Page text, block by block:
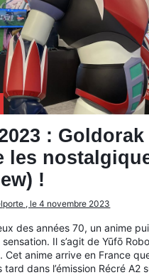
: Goldorak
les
!
, le 4 novembre 2023
des années 70, un anime
Il s’agit de Yūfō Robo
Cet anime arrive en France
tard dans l’émission Récré A2